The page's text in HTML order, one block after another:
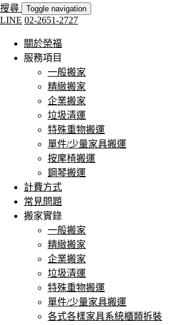
搜尋 Toggle navigation
LINE 02-2651-2727
關於榮福
服務項目
一般搬家
精緻搬家
企業搬家
垃圾清運
特殊重物搬運
單件/少量家具搬運
按摩椅搬運
鋼琴搬運
計費方式
常見問題
搬家實錄
一般搬家
精緻搬家
企業搬家
垃圾清運
特殊重物搬運
單件/少量家具搬運
各式各樣家具系統櫃類拆裝